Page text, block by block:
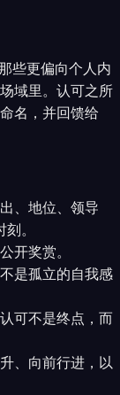
些更偏向个人内
域里。认可之所
名，并回馈给
、地位、领导
。
开奖赏。
是孤立的自我感
可不是终点，而
、向前行进，以